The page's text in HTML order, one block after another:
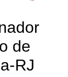
de
RJ